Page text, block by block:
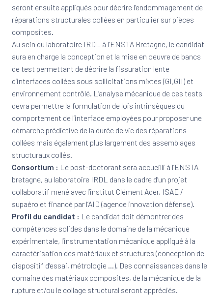
seront ensuite appliqués pour décrire l’endommagement de
réparations structurales collées en particulier sur pièces
composites.
Au sein du laboratoire IRDL à l’ENSTA Bretagne, le candidat
aura en charge la conception et la mise en oeuvre de bancs
de test permettant de décrire la fissuration lente
d’interfaces collées sous sollicitations mixtes (GI,GII) et
environnement contrôlé. L’analyse mécanique de ces tests
devra permettre la formulation de lois intrinsèques du
comportement de l’interface employées pour proposer une
démarche prédictive de la durée de vie des réparations
collées mais également plus largement des assemblages
structuraux collés.
Consortium : Le post-doctorant sera accueilli à l’ENSTA
bretagne, au laboratoire IRDL dans le cadre d’un projet
collaboratif mené avec l’institut Clément Ader, ISAE /
supaéro et financé par l’AID (agence innovation défense).
Profil du candidat : Le candidat doit démontrer des
compétences solides dans le domaine de la mécanique
expérimentale, l’instrumentation mécanique appliqué à la
caractérisation des matériaux et structures (conception de
dispositif d’essai, métrologie …). Des connaissances dans le
domaine des matériaux composites, de la mécanique de la
rupture et/ou le collage structural seront appréciés.